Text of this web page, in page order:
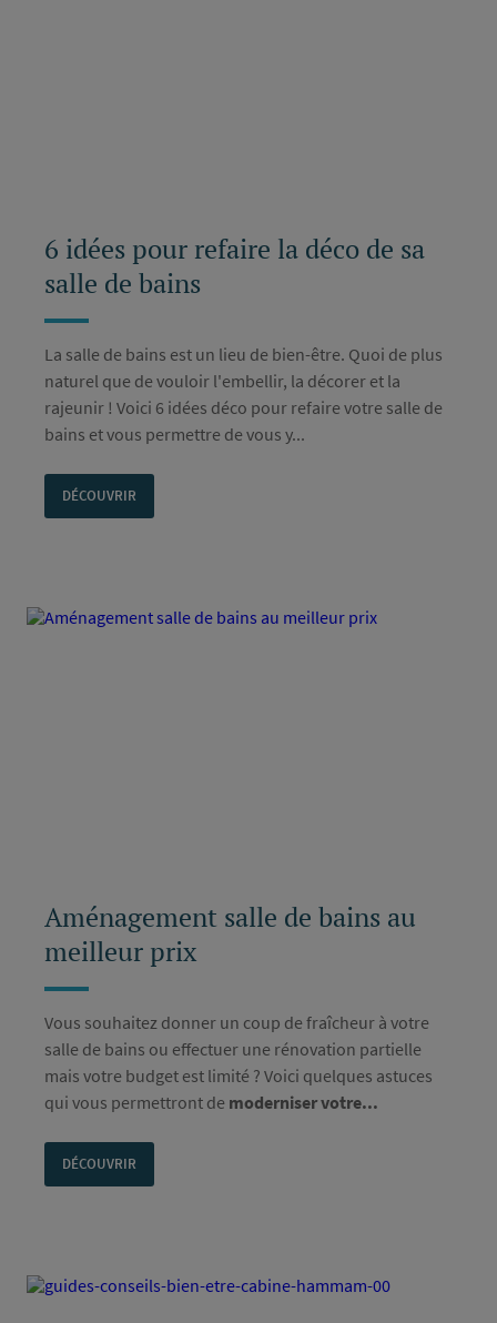
6 idées pour refaire la déco de sa
salle de bains
La salle de bains est un lieu de bien-être. Quoi de plus
naturel que de vouloir l'embellir, la décorer et la
rajeunir ! Voici 6 idées déco pour refaire votre salle de
bains et vous permettre de vous y...
DÉCOUVRIR
Aménagement salle de bains au
meilleur prix
Vous souhaitez donner un coup de fraîcheur à votre
salle de bains ou effectuer une rénovation partielle
mais votre budget est limité ? Voici quelques astuces
qui vous permettront de moderniser votre...
DÉCOUVRIR